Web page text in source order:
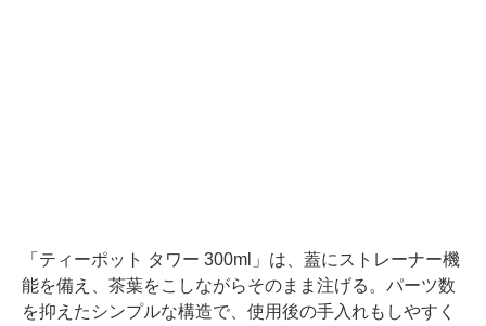
「ティーポット タワー 300ml」は、蓋にストレーナー機
能を備え、茶葉をこしながらそのまま注げる。パーツ数
を抑えたシンプルな構造で、使用後の手入れもしやすく